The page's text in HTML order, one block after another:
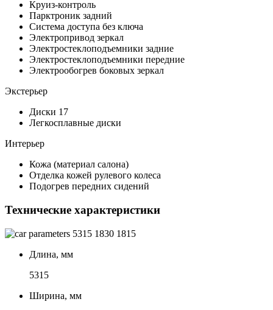
Круиз-контроль
Парктроник задний
Система доступа без ключа
Электропривод зеркал
Электростеклоподъемники задние
Электростеклоподъемники передние
Электрообогрев боковых зеркал
Экстерьер
Диски 17
Легкосплавные диски
Интерьер
Кожа (материал салона)
Отделка кожей рулевого колеса
Подогрев передних сидений
Технические характеристики
5315 1830 1815
Длина, мм
5315
Ширина, мм